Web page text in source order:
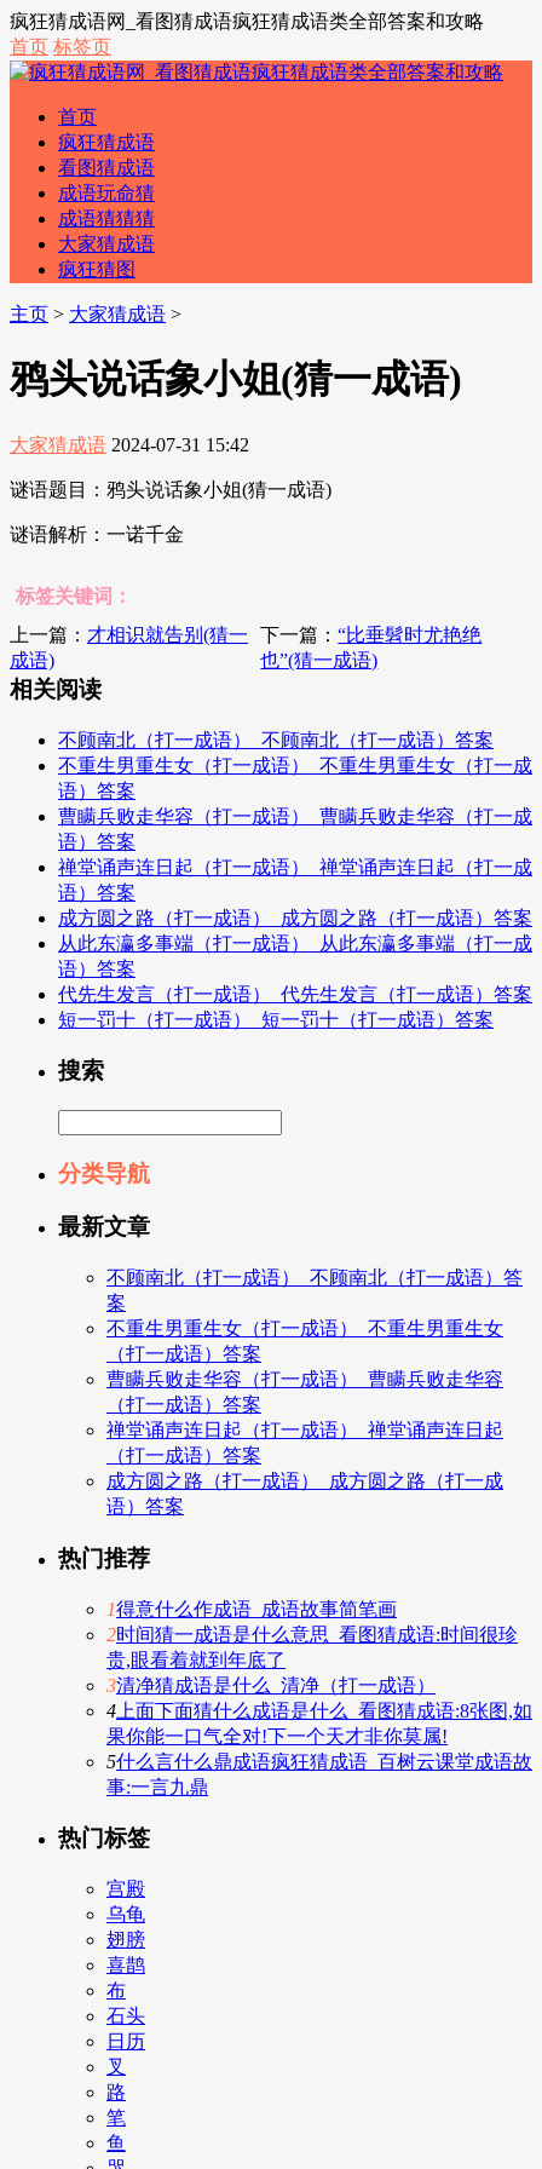
疯狂猜成语网_看图猜成语疯狂猜成语类全部答案和攻略
首页 标签页
首页
疯狂猜成语
看图猜成语
成语玩命猜
成语猜猜猜
大家猜成语
疯狂猜图
主页 > 大家猜成语 >
鸦头说话象小姐(猜一成语)
大家猜成语 2024-07-31 15:42
谜语题目：鸦头说话象小姐(猜一成语)
谜语解析：一诺千金
标签关键词：
上一篇： 才相识就告别(猜一
成语)
下一篇：“比垂髫时尤艳绝
也”(猜一成语)
相关阅读
不顾南北（打一成语）_不顾南北（打一成语）答案
不重生男重生女（打一成语）_不重生男重生女（打一成
语）答案
曹瞒兵败走华容（打一成语）_曹瞒兵败走华容（打一成
语）答案
禅堂诵声连日起（打一成语）_禅堂诵声连日起（打一成
语）答案
成方圆之路（打一成语）_成方圆之路（打一成语）答案
从此东瀛多事端（打一成语）_从此东瀛多事端（打一成
语）答案
代先生发言（打一成语）_代先生发言（打一成语）答案
短一罚十（打一成语）_短一罚十（打一成语）答案
搜索
分类导航
最新文章
不顾南北（打一成语）_不顾南北（打一成语）答
案
不重生男重生女（打一成语）_不重生男重生女
（打一成语）答案
曹瞒兵败走华容（打一成语）_曹瞒兵败走华容
（打一成语）答案
禅堂诵声连日起（打一成语）_禅堂诵声连日起
（打一成语）答案
成方圆之路（打一成语）_成方圆之路（打一成
语）答案
热门推荐
1得意什么作成语_成语故事简笔画
2时间猜一成语是什么意思_看图猜成语:时间很珍
贵,眼看着就到年底了
3清净猜成语是什么_清净（打一成语）
4 上面下面猜什么成语是什么_看图猜成语:8张图,如
果你能一口气全对!下一个天才非你莫属!
5什么言什么鼎成语疯狂猜成语_百树云课堂成语故
事:一言九鼎
热门标签
宫殿
乌龟
翅膀
喜鹊
布
石头
日历
叉
路
笔
鱼